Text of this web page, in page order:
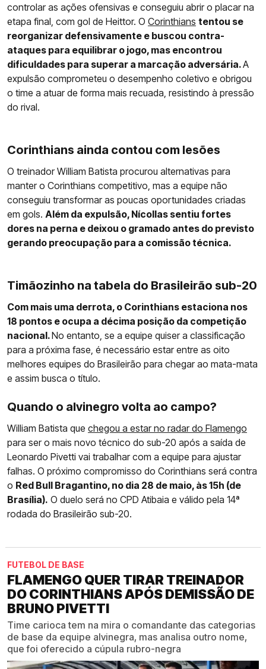
controlar as ações ofensivas e conseguiu abrir o placar na
etapa final, com gol de Heittor. O Corinthians tentou se
reorganizar defensivamente e buscou contra-
ataques para equilibrar o jogo, mas encontrou
dificuldades para superar a marcação adversária.A
expulsão comprometeu o desempenho coletivo e obrigou
o time a atuar de forma mais recuada, resistindo à pressão
do rival.
Corinthians ainda contou com lesões
O treinador William Batista procurou alternativas para
manter o Corinthians competitivo, mas a equipe não
conseguiu transformar as poucas oportunidades criadas
em gols. Além da expulsão, Nícollas sentiu fortes
dores na perna e deixou o gramado antes do previsto
gerando preocupação para a comissão técnica.
Timãozinho na tabela do Brasileirão sub-20
Com mais uma derrota, o Corinthians estaciona nos
18 pontos e ocupa a décima posição da competição
nacional.No entanto, se a equipe quiser a classificação
para a próxima fase, é necessário estar entre as oito
melhores equipes do Brasileirão para chegar ao mata-mata
e assim busca o título.
Quando o alvinegro volta ao campo?
William Batista que chegou a estar no radar do Flamengo
para ser o mais novo técnico do sub-20 após a saída de
Leonardo Pivetti vai trabalhar com a equipe para ajustar
falhas. O próximo compromisso do Corinthians será contra
o Red Bull Bragantino, no dia 28 de maio, às 15h (de
Brasília). O duelo será no CPD Atibaia e válido pela 14ª
rodada do Brasileirão sub-20.
FUTEBOL DE BASE
FLAMENGO QUER TIRAR TREINADOR
DO CORINTHIANS APÓS DEMISSÃO DE
BRUNO PIVETTI
Time carioca tem na mira o comandante das categorias
de base da equipe alvinegra, mas analisa outro nome,
que foi oferecido a cúpula rubro-negra